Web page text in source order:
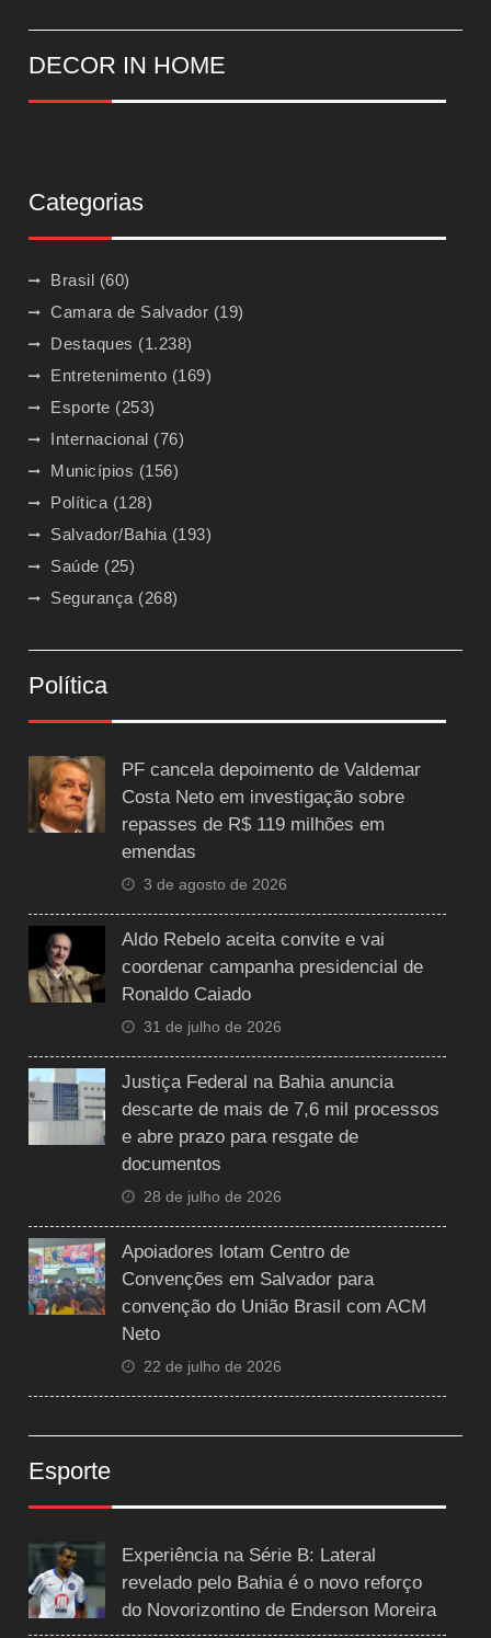
DECOR IN HOME
Categorias
Brasil (60)
Camara de Salvador (19)
Destaques (1.238)
Entretenimento (169)
Esporte (253)
Internacional (76)
Municípios (156)
Política (128)
Salvador/Bahia (193)
Saúde (25)
Segurança (268)
Política
PF cancela depoimento de Valdemar
Costa Neto em investigação sobre
repasses de R$ 119 milhões em
emendas
3 de agosto de 2026
Aldo Rebelo aceita convite e vai
coordenar campanha presidencial de
Ronaldo Caiado
31 de julho de 2026
Justiça Federal na Bahia anuncia
descarte de mais de 7,6 mil processos
e abre prazo para resgate de
documentos
28 de julho de 2026
Apoiadores lotam Centro de
Convenções em Salvador para
convenção do União Brasil com ACM
Neto
22 de julho de 2026
Esporte
Experiência na Série B: Lateral
revelado pelo Bahia é o novo reforço
do Novorizontino de Enderson Moreira